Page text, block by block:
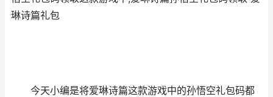
琳诗篇礼包
今天小编是将爱琳诗篇这款游戏中的孙悟空礼包码都